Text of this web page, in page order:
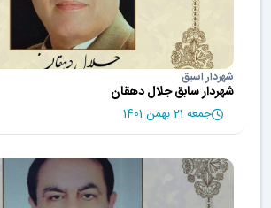
شهردار اسبق
شهردار سابق جلال دهقان
جمعه 21 بهمن 1401